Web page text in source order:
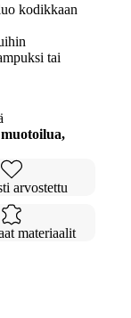
kodikkaan
tai
muotoilua,
arvostettu
materiaalit